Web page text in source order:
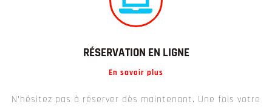
RÉSERVATION EN LIGNE
En savoir plus
N’hésitez pas à réserver dès maintenant. Une fois votre